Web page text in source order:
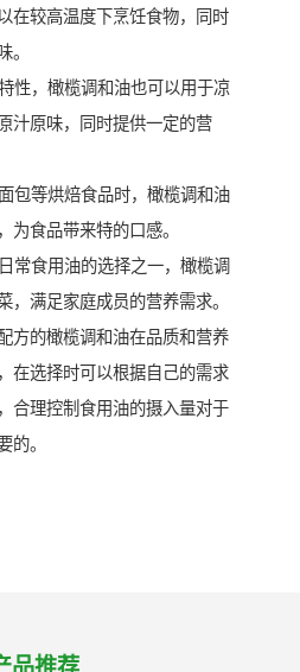
在较高温度下烹饪食物，同时
。
性，橄榄调和油也可以用于凉
汁原味，同时提供一定的营
包等烘焙食品时，橄榄调和油
为食品带来特的口感。
常食用油的选择之一，橄榄调
，满足家庭成员的营养需求。
方的橄榄调和油在品质和营养
在选择时可以根据自己的需求
合理控制食用油的摄入量对于
的。